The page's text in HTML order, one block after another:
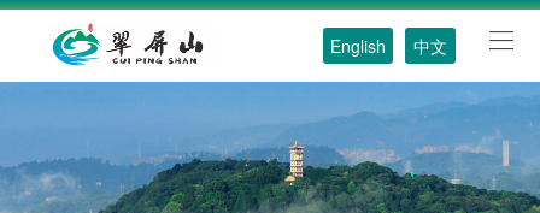
English 中文